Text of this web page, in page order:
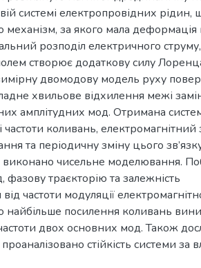
системі електропровідних рідин,
за якого мала деформація
розподіл електричного
створює додаткову силу
двомодову модель руху
хвильове відхилення межі
амплітудних мод. Отримана
коливань, електромагнітний
та періодичну зміну цього
виконано чисельне моделювання.
фазову траєкторію та залежність
частоти модуляції
найбільше посилення коливань
двох основних мод. Також
стійкість системи за